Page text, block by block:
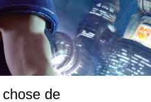
de